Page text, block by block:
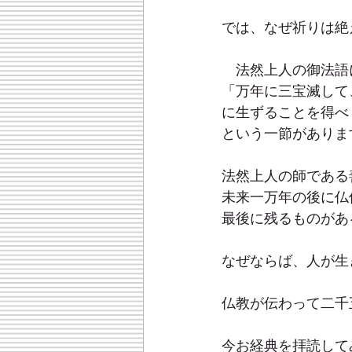
では、なぜ祈りは
法然上人の御法語
「万年に三宝滅し
に生ずることを得
という一節があり
法然上人の師であ
未来一万年の後に
最後に残るものが
なぜならば、人が
仏教が伝わって二
今お経典を拝読し